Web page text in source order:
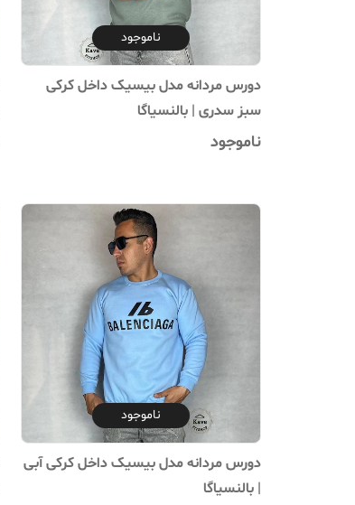
ناموجود
دورس مردانه مدل بیسیک داخل کرکی
سبز سدری | بالنسیاگا
ناموجود
ناموجود
دورس مردانه مدل بیسیک داخل کرکی آبی
| بالنسیاگا